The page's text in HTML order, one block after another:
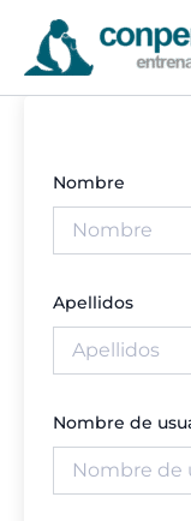
contenido
Nombre
Apellidos
Nombre de